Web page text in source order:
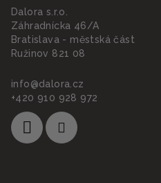
Dalora s.r.o.
Záhradnícka 46/A
Bratislava - městská část
Ružinov 821 08
info@dalora.cz
+420 910 928 972